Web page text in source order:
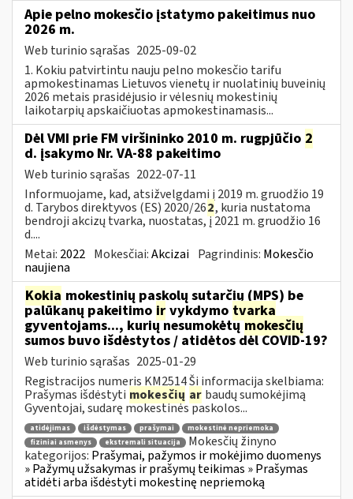
Apie pelno mokesčio įstatymo pakeitimus nuo
2026 m.
Web turinio sąrašas 2025-09-02
1. Kokiu patvirtintu nauju pelno mokesčio tarifu
apmokestinamas Lietuvos vienetų ir nuolatinių buveinių
2026 metais prasidėjusio ir vėlesnių mokestinių
laikotarpių apskaičiuotas apmokestinamasis...
Dėl VMI prie FM viršininko 2010 m. rugpjūčio 2
d. įsakymo Nr. VA-88 pakeitimo
Web turinio sąrašas 2022-07-11
Informuojame, kad, atsižvelgdami į 2019 m. gruodžio 19
d. Tarybos direktyvos (ES) 2020/262, kuria nustatoma
bendroji akcizų tvarka, nuostatas, į 2021 m. gruodžio 16
d....
Metai: 2022 Mokesčiai:Akcizai Pagrindinis: Mokesčio
naujiena
Kokia mokestinių paskolų sutarčių (MPS) be
palūkanų pakeitimo ir vykdymo tvarka
gyventojams..., kurių nesumokėtųmokesčių
sumos buvo išdėstytos / atidėtos dėl COVID-19?
Web turinio sąrašas 2025-01-29
Registracijos numeris KM2514 Ši informacija skelbiama:
Prašymas išdėstyti mokesčių ar baudų sumokėjimą
Gyventojai, sudarę mokestinės paskolos...
atidėjimas išdėstymas prašymai
mokestinė nepriemoka
fiziniai asmenys
ekstremali situacija
Mokesčių žinyno
kategorijos: Prašymai, pažymos ir mokėjimo duomenys
» Pažymų užsakymas ir prašymų teikimas » Prašymas
atidėti arba išdėstyti mokestinę nepriemoką